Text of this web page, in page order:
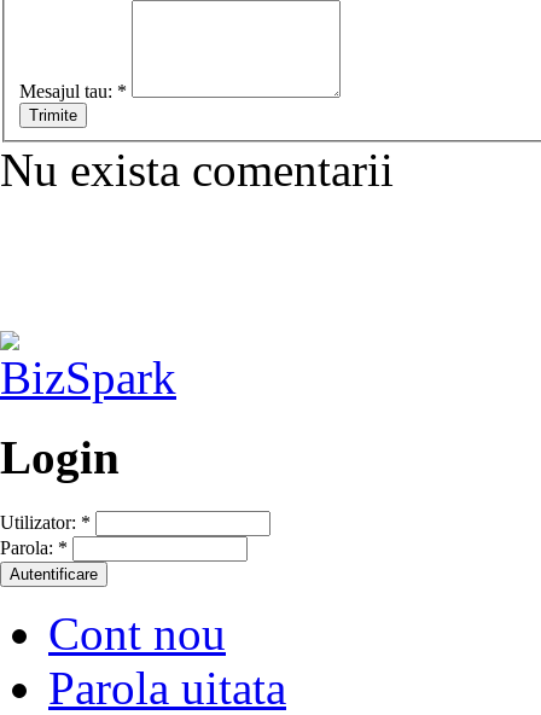
Mesajul tau: *
Nu exista comentarii
Login
Utilizator: *
Parola: *
Cont nou
Parola uitata